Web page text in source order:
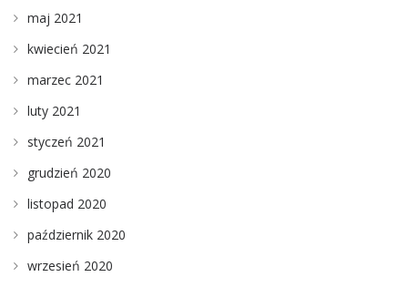
maj 2021
kwiecień 2021
marzec 2021
luty 2021
styczeń 2021
grudzień 2020
listopad 2020
październik 2020
wrzesień 2020